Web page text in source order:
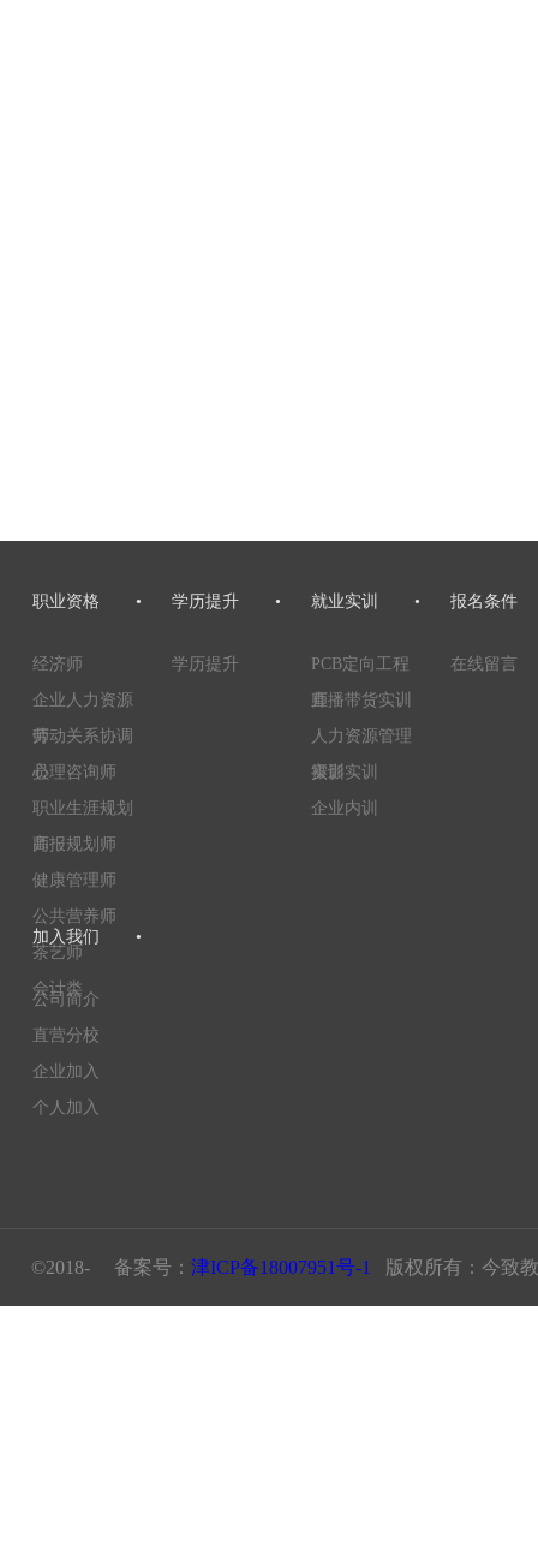
职业资格 •
经济师
企业人力资源
师
劳动关系协调
员
心理咨询师
职业生涯规划
师
高报规划师
健康管理师
公共营养师
茶艺师
会计类
学历提升 •
学历提升
就业实训 •
PCB定向工程
师
直播带货实训
人力资源管理
实训
摄影实训
企业内训
报名条件
在线留言
加入我们 •
公司简介
直营分校
企业加入
个人加入
©2018- 备案号： 津ICP备18007951号-1 版权所有：今致